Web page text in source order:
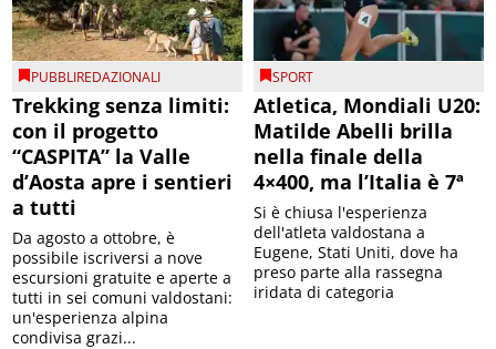
PUBBLIREDAZIONALI
Trekking senza limiti:
con il progetto
“CASPITA” la Valle
d’Aosta apre i sentieri
a tutti
Da agosto a ottobre, è
possibile iscriversi a nove
escursioni gratuite e aperte a
tutti in sei comuni valdostani:
un'esperienza alpina
condivisa grazi...
SPORT
Atletica, Mondiali U20:
Matilde Abelli brilla
nella finale della
4×400, ma l’Italia è 7ª
Si è chiusa l'esperienza
dell'atleta valdostana a
Eugene, Stati Uniti, dove ha
preso parte alla rassegna
iridata di categoria